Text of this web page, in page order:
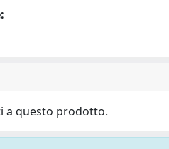
a questo prodotto.